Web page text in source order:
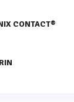
CONTACT®